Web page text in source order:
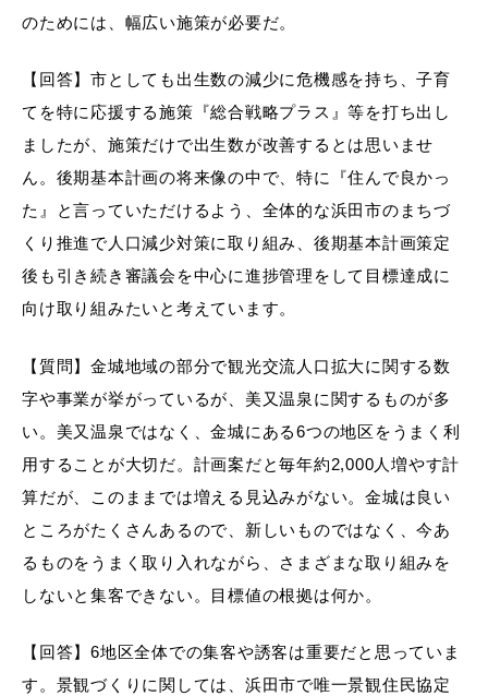
移住・出会い応援（はまだ暮らし）
浜田市庁舎の
のためには、幅広い施策が必要だ。
【回答】市としても出生数の減少に危機感を持ち、子育
てを特に応援する施策『総合戦略プラス』等を打ち出し
ましたが、施策だけで出生数が改善するとは思いませ
ん。後期基本計画の将来像の中で、特に『住んで良かっ
た』と言っていただけるよう、全体的な浜田市のまちづ
くり推進で人口減少対策に取り組み、後期基本計画策定
後も引き続き審議会を中心に進捗管理をして目標達成に
向け取り組みたいと考えています。
【質問】金城地域の部分で観光交流人口拡大に関する数
字や事業が挙がっているが、美又温泉に関するものが多
い。美又温泉ではなく、金城にある6つの地区をうまく利
用することが大切だ。計画案だと毎年約2,000人増やす計
算だが、このままでは増える見込みがない。金城は良い
ところがたくさんあるので、新しいものではなく、今あ
るものをうまく取り入れながら、さまざまな取り組みを
しないと集客できない。目標値の根拠は何か。
【回答】6地区全体での集客や誘客は重要だと思っていま
す。景観づくりに関しては、浜田市で唯一景観住民協定